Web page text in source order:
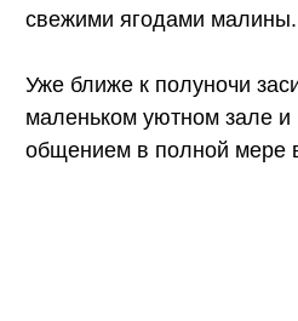
свежими ягодами малины.
Уже ближе к полуночи
маленьком уютном зале
общением в полной мере